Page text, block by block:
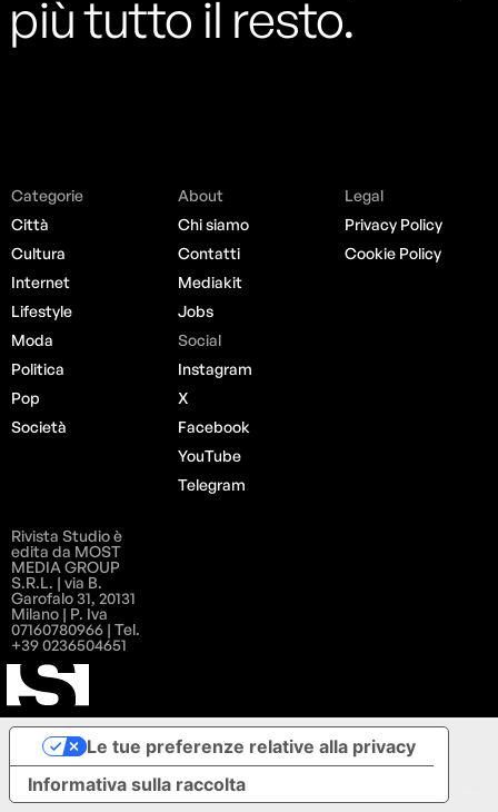
più tutto il resto.
Categorie
Città
Cultura
Internet
Lifestyle
Moda
Politica
Pop
Società
About
Chi siamo
Contatti
Mediakit
Jobs
Social
Instagram
X
Facebook
YouTube
Telegram
Legal
Privacy Policy
Cookie Policy
Rivista Studio è
edita da MOST
MEDIA GROUP
S.R.L. | via B.
Garofalo 31, 20131
Milano | P. Iva
07160780966 | Tel.
+39 0236504651
Informativa sulla raccolta
Le tue preferenze relative alla privacy